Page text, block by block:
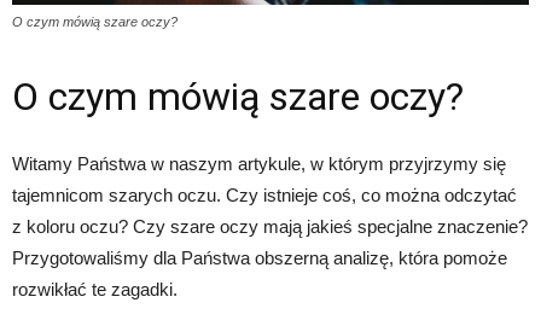
O czym mówią szare oczy?
O czym mówią szare oczy?
Witamy Państwa w naszym artykule, w którym przyjrzymy się
tajemnicom szarych oczu. Czy istnieje coś, co można odczytać
z koloru oczu? Czy szare oczy mają jakieś specjalne znaczenie?
Przygotowaliśmy dla Państwa obszerną analizę, która pomoże
rozwikłać te zagadki.